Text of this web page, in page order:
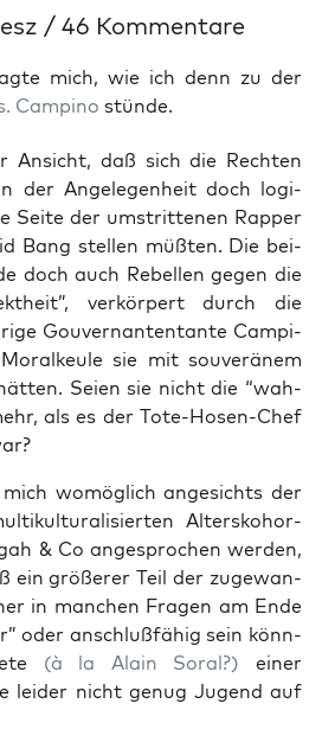
/ 46 Kommentare
mich, wie ich denn zu der
Campino stünde.
Ansicht, daß sich die Rech­ten
der Ange­le­gen­heit doch logi­
Sei­te der umstrit­te­nen Rap­per
Bang stel­len müß­ten. Die bei­
doch auch Rebel­len gegen die
ver­kör­pert durch die
Gou­ver­nan­ten­tan­te Cam­pi­
sie mit sou­ve­rä­nem
Sei­en sie nicht die “wah­
als es der Tote-Hosen-Chef
womög­lich ange­sichts der
Alters­ko­hor­
& Co ange­spro­chen wer­den,
ein grö­ße­rer Teil der zuge­wan­
in man­chen Fra­gen am Ende
oder anschluß­fä­hig sein könn­
(à la Alain Soral?) einer
lei­der nicht genug Jugend auf